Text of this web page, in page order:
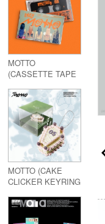
MOTTO
(CASSETTE TAPE
MOTTO (CAKE
CLICKER KEYRING